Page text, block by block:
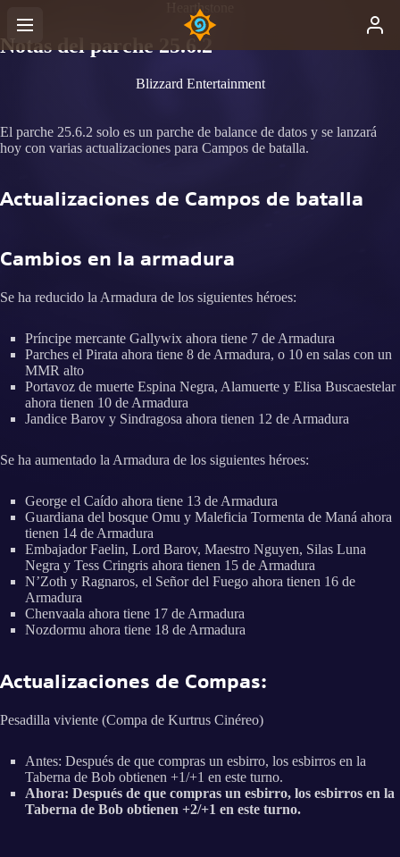
Hearthstone
Notas del parche 25.6.2
Blizzard Entertainment
El parche 25.6.2 solo es un parche de balance de datos y se lanzará
hoy con varias actualizaciones para Campos de batalla.
Actualizaciones de Campos de batalla
Cambios en la armadura
Se ha reducido la Armadura de los siguientes héroes:
Príncipe mercante Gallywix ahora tiene 7 de Armadura
Parches el Pirata ahora tiene 8 de Armadura, o 10 en salas con un
MMR alto
Portavoz de muerte Espina Negra, Alamuerte y Elisa Buscaestelar
ahora tienen 10 de Armadura
Jandice Barov y Sindragosa ahora tienen 12 de Armadura
Se ha aumentado la Armadura de los siguientes héroes:
George el Caído ahora tiene 13 de Armadura
Guardiana del bosque Omu y Maleficia Tormenta de Maná ahora
tienen 14 de Armadura
Embajador Faelin, Lord Barov, Maestro Nguyen, Silas Luna
Negra y Tess Cringris ahora tienen 15 de Armadura
N’Zoth y Ragnaros, el Señor del Fuego ahora tienen 16 de
Armadura
Chenvaala ahora tiene 17 de Armadura
Nozdormu ahora tiene 18 de Armadura
Actualizaciones de Compas:
Pesadilla viviente (Compa de Kurtrus Cinéreo)
Antes: Después de que compras un esbirro, los esbirros en la
Taberna de Bob obtienen +1/+1 en este turno.
Ahora: Después de que compras un esbirro, los esbirros en la
Taberna de Bob obtienen +2/+1 en este turno.